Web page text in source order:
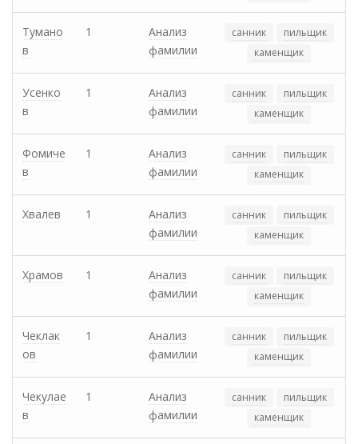
Тумано
в
1
Анализ
фамилии
санник
пильщик
каменщик
Усенко
в
1
Анализ
фамилии
санник
пильщик
каменщик
Фомиче
в
1
Анализ
фамилии
санник
пильщик
каменщик
Хвалев 1
Анализ
фамилии
санник
пильщик
каменщик
Храмов 1
Анализ
фамилии
санник
пильщик
каменщик
Чеклак
ов
1
Анализ
фамилии
санник
пильщик
каменщик
Чекулае
в
1
Анализ
фамилии
санник
пильщик
каменщик